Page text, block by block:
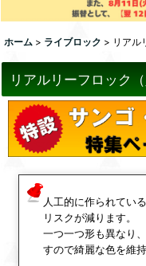
ホーム > ライブロック > リアル
リアルリーフロック（
人工的に作られてい
リスクが減ります。
一つ一つ形も異なり
すので綺麗な色を維持